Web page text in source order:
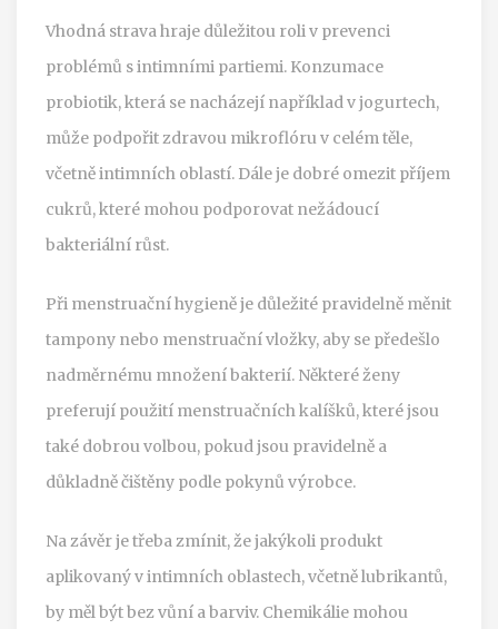
Vhodná strava hraje důležitou roli v prevenci
problémů s intimními partiemi. Konzumace
probiotik, která se nacházejí například v jogurtech,
může podpořit zdravou mikroflóru v celém těle,
včetně intimních oblastí. Dále je dobré omezit příjem
cukrů, které mohou podporovat nežádoucí
bakteriální růst.
Při menstruační hygieně je důležité pravidelně měnit
tampony nebo menstruační vložky, aby se předešlo
nadměrnému množení bakterií. Některé ženy
preferují použití menstruačních kalíšků, které jsou
také dobrou volbou, pokud jsou pravidelně a
důkladně čištěny podle pokynů výrobce.
Na závěr je třeba zmínit, že jakýkoli produkt
aplikovaný v intimních oblastech, včetně lubrikantů,
by měl být bez vůní a barviv. Chemikálie mohou